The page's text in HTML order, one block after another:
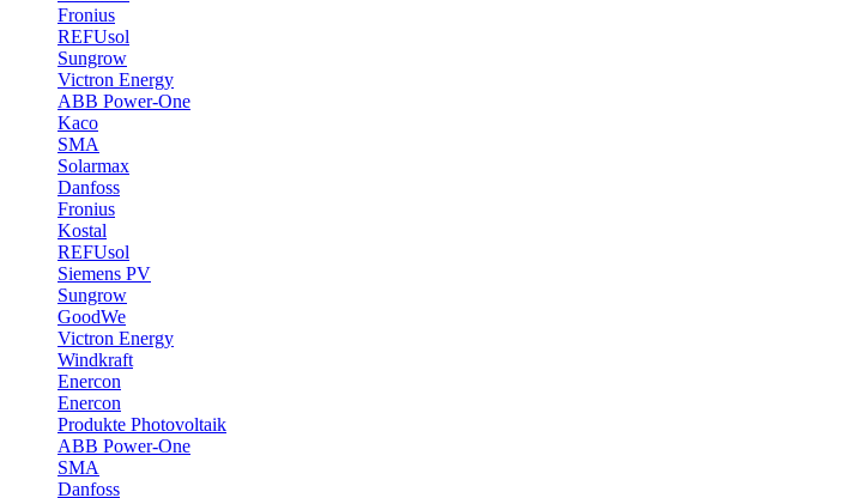
Fronius
REFUsol
Sungrow
Victron Energy
ABB Power-One
Kaco
SMA
Solarmax
Danfoss
Fronius
Kostal
REFUsol
Siemens PV
Sungrow
GoodWe
Victron Energy
Windkraft
Enercon
Enercon
Produkte Photovoltaik
ABB Power-One
SMA
Danfoss